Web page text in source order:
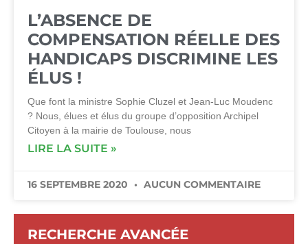
L’ABSENCE DE
COMPENSATION RÉELLE DES
HANDICAPS DISCRIMINE LES
ÉLUS !
Que font la ministre Sophie Cluzel et Jean-Luc Moudenc
? Nous, élues et élus du groupe d’opposition Archipel
Citoyen à la mairie de Toulouse, nous
LIRE LA SUITE »
16 SEPTEMBRE 2020 AUCUN COMMENTAIRE
RECHERCHE AVANCÉE